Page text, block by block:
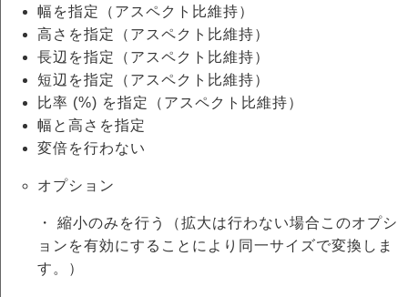
幅を指定（アスペクト比維持）
高さを指定（アスペクト比維持）
長辺を指定（アスペクト比維持）
短辺を指定（アスペクト比維持）
比率 (%) を指定（アスペクト比維持）
幅と高さを指定
変倍を行わない
オプション
・ 縮小のみを行う（拡大は行わない場合このオプシ
ョンを有効にすることにより同一サイズで変換しま
す。）